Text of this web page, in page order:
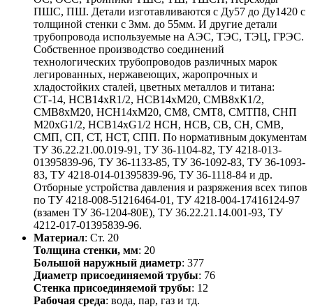
ПШС, ПШ. Детали изготавливаются с Ду57 до Ду1420 с
толщиной стенки с 3мм. до 55мм. И другие детали
трубопровода используемые на АЭС, ТЭС, ТЭЦ, ГРЭС.
Собственное производство соединений
технологических трубопроводов различных марок
легированных, нержавеющих, жаропрочных и
хладостойких сталей, цветных металлов и титана:
СТ-14, НСВ14хR1/2, НСВ14хМ20, СМВ8хК1/2,
СМВ8хМ20, НСН14хМ20, СМ8, СМТ8, СМТП8, СНП
М20хG1/2, НСВ14хG1/2 НСН, НСВ, СВ, СН, СМВ,
СМП, СП, СТ, НСТ, СПП. По нормативным документам
ТУ 36.22.21.00.019-91, ТУ 36-1104-82, ТУ 4218-013-
01395839-96, ТУ 36-1133-85, ТУ 36-1092-83, ТУ 36-1093-
83, ТУ 4218-014-01395839-96, ТУ 36-1118-84 и др.
Отборные устройства давления и разряжения всех типов
по ТУ 4218-008-51216464-01, ТУ 4218-004-17416124-97
(взамен ТУ 36-1204-80Е), ТУ 36.22.21.14.001-93, ТУ
4212-017-01395839-96.
Материал: Ст. 20
Толщина стенки, мм: 20
Большой наружный диаметр: 377
Диаметр присоединяемой трубы: 76
Стенка присоединяемой трубы: 12
Рабочая среда: вода, пар, газ и тд.